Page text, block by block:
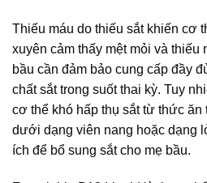
Thiếu máu do thiếu sắtkhiến cơ
xuyên cảm thấy mệt mỏi và thiếu
bầu cần đảm bảo cung cấp đầy
chất sắttrong suốt thai kỳ. Tuy
cơ thể khó hấp thụ sắt từ thức ăn
dưới dạng viên nang hoặc dạng
ích để bổ sung sắt cho mẹ bầu.